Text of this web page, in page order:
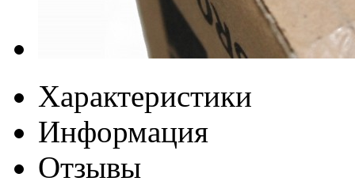
Характеристики
Информация
Отзывы